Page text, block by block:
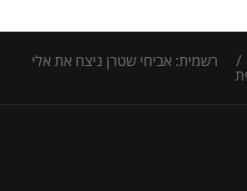
/ רשמית: אביחי שטרן ניצח את אלי